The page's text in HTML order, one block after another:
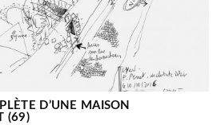
D’UNE MAISON
(69)